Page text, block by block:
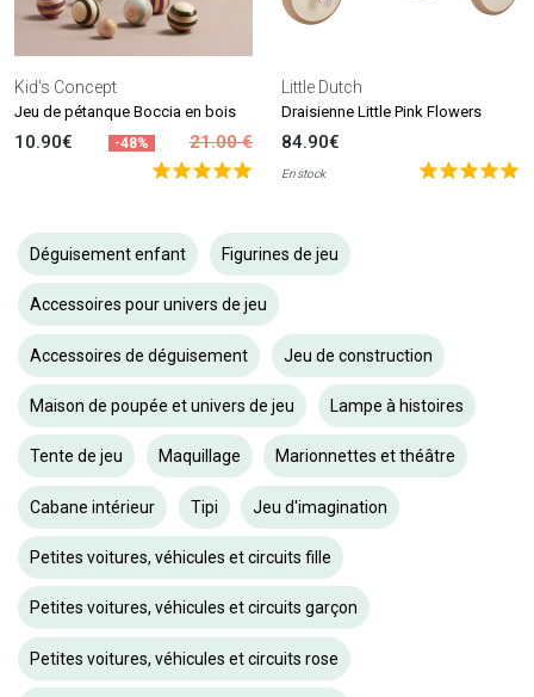
Kid's Concept
Jeu de pétanque Boccia en bois
10.90€ -48% 21.00 €
Little Dutch
Draisienne Little Pink Flowers
84.90€
En stock
Déguisement enfant Figurines de jeu
Accessoires pour univers de jeu
Accessoires de déguisement Jeu de construction
Maison de poupée et univers de jeu Lampe à histoires
Tente de jeu Maquillage Marionnettes et théâtre
Cabane intérieur Tipi Jeu d'imagination
Petites voitures, véhicules et circuits fille
Petites voitures, véhicules et circuits garçon
Petites voitures, véhicules et circuits rose